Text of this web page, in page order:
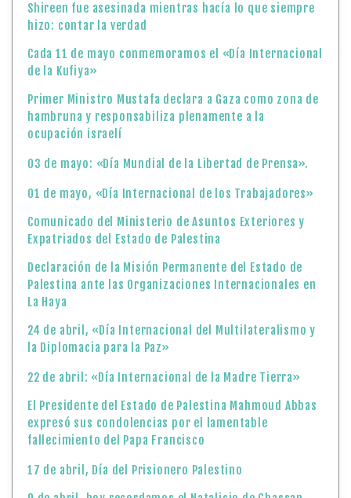
Shireen fue asesinada mientras hacía lo que siempre
hizo: contar la verdad
Cada 11 de mayo conmemoramos el «Día Internacional
de la Kufiya»
Primer Ministro Mustafa declara a Gaza como zona de
hambruna y responsabiliza plenamente a la
ocupación israelí
03 de mayo: «Día Mundial de la Libertad de Prensa».
01 de mayo, «Día Internacional de los Trabajadores»
Comunicado del Ministerio de Asuntos Exteriores y
Expatriados del Estado de Palestina
Declaración de la Misión Permanente del Estado de
Palestina ante las Organizaciones Internacionales en
La Haya
24 de abril, «Día Internacional del Multilateralismo y
la Diplomacia para la Paz»
22 de abril: «Día Internacional de la Madre Tierra»
El Presidente del Estado de Palestina Mahmoud Abbas
expresó sus condolencias por el lamentable
fallecimiento del Papa Francisco
17 de abril, Día del Prisionero Palestino